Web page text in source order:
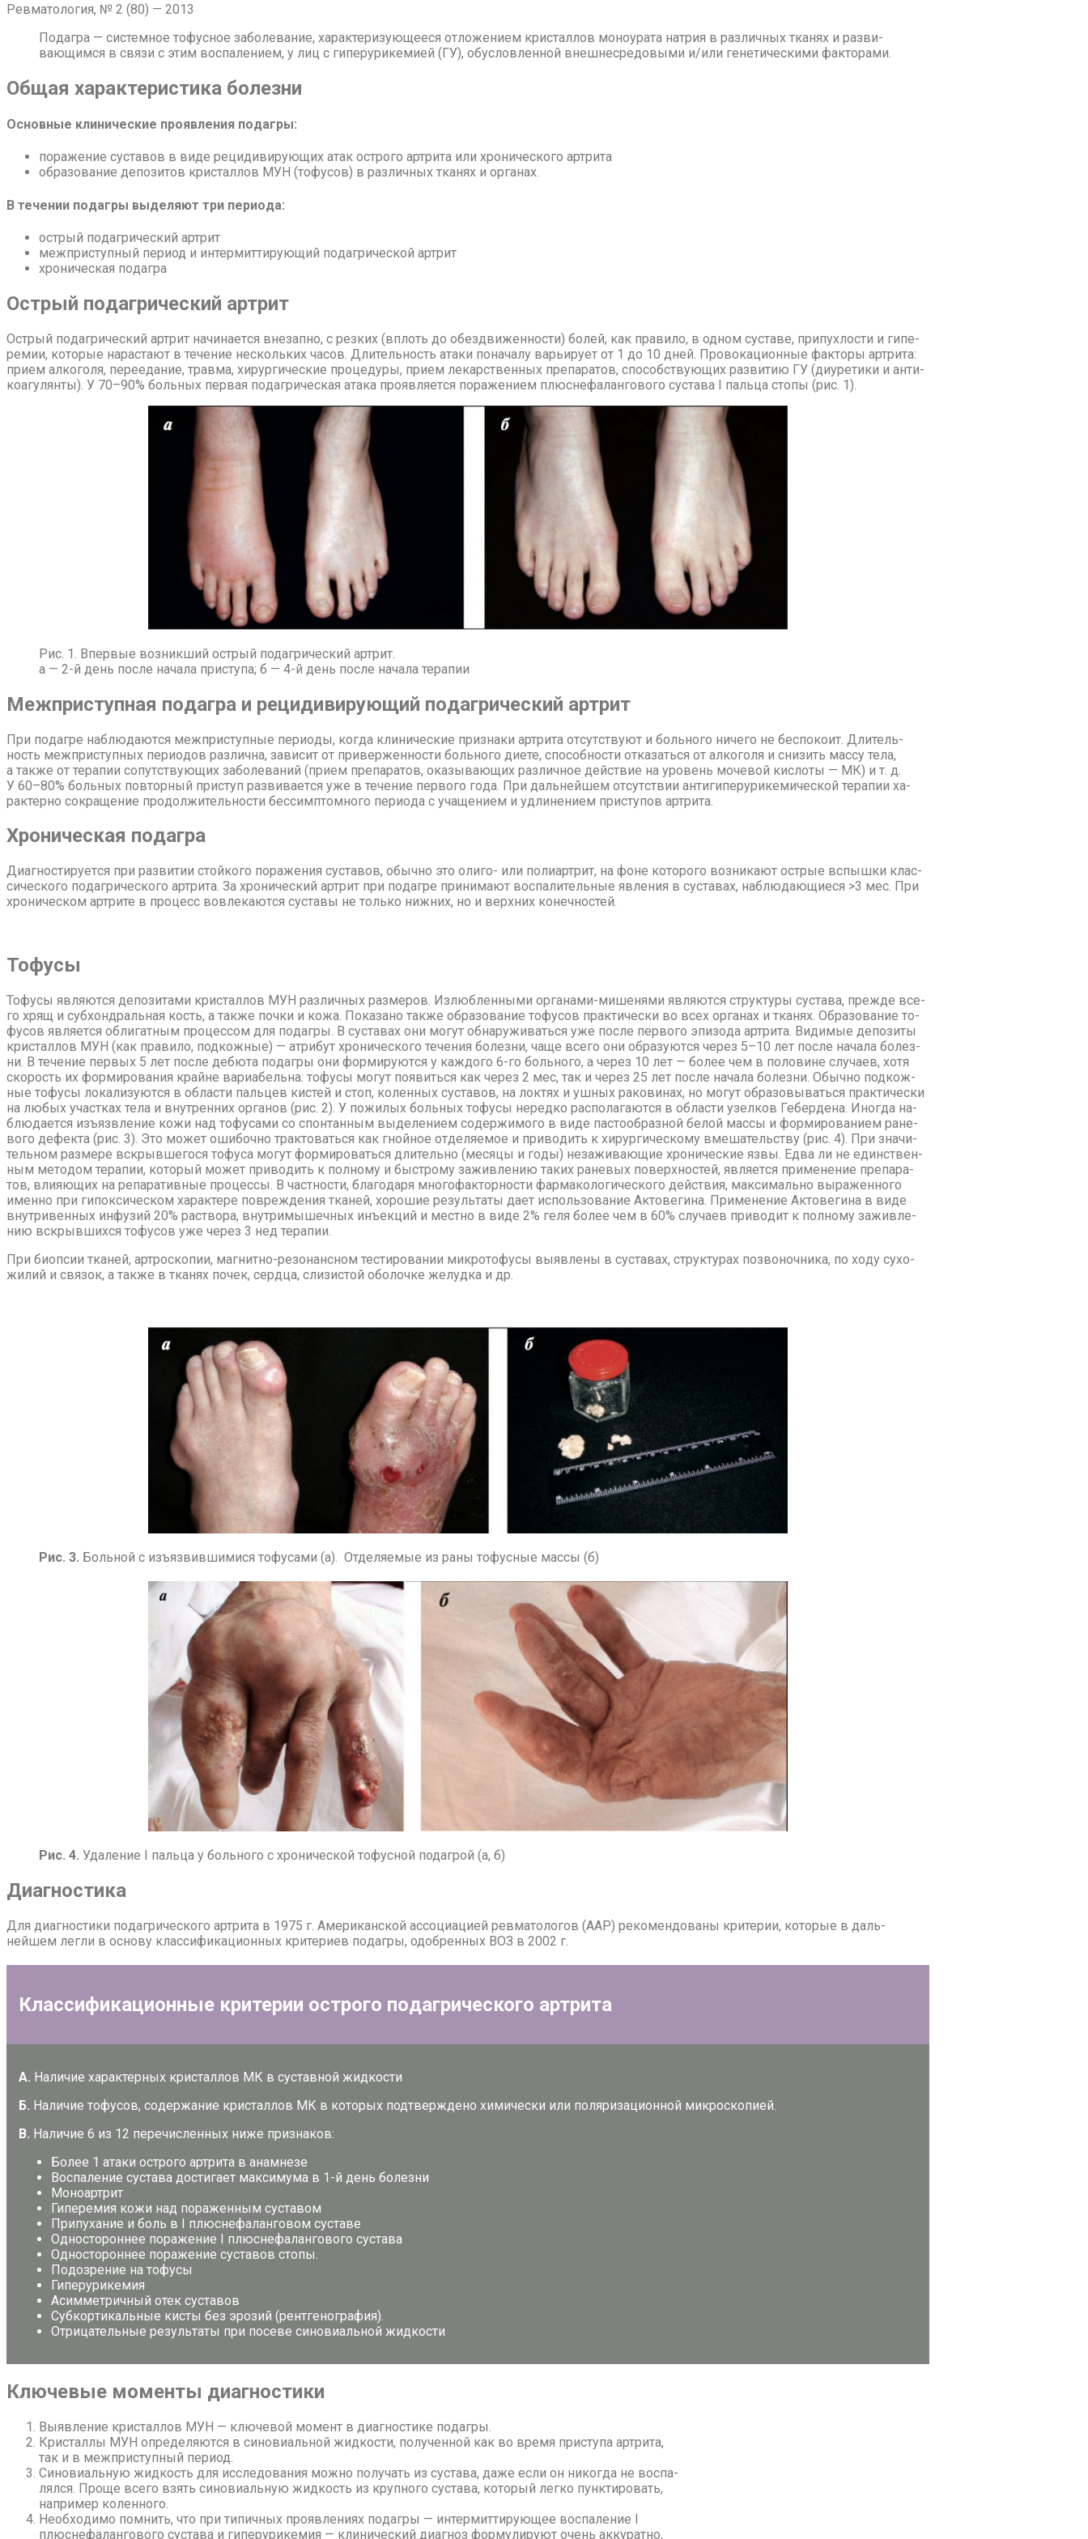
Рев­ма­то­ло­гия, № 2 (80) — 2013
По­даг­ра — си­стем­ное то­фус­ное за­боле­ва­ние, ха­рак­те­ри­зу­ю­ще­е­ся от­ло­же­ни­ем кри­стал­лов мо­но­ура­та на­трия в раз­лич­ных тка­нях и раз­ви­
ва­ю­щим­ся в свя­зи с этим вос­па­ле­ни­ем, у лиц с ги­пе­ру­ри­ке­ми­ей (ГУ), обу­слов­лен­ной внеш­не­сре­до­вы­ми и/или ге­не­ти­че­ски­ми фак­то­ра­ми.
Об­щая ха­рак­те­ри­сти­ка бо­лез­ни
Ос­нов­ные кли­ни­че­ские про­яв­ле­ния по­даг­ры:
по­ра­же­ние су­ста­вов в ви­де ре­ци­ди­ви­ру­ю­щих атак остро­го арт­ри­та или хро­ни­че­ско­го арт­ри­та
об­ра­зо­ва­ние де­по­зи­тов кри­стал­лов МУН (то­фу­сов) в раз­лич­ных тка­нях и ор­га­нах.
В те­че­нии по­даг­ры вы­де­ля­ют три пе­ри­о­да:
ост­рый по­даг­ри­че­ский арт­рит
меж­при­ступ­ный пе­ри­од и ин­тер­мит­ти­ру­ю­щий по­даг­ри­че­ской арт­рит
хро­ни­че­ская по­даг­ра
Ост­рый по­даг­ри­че­ский арт­рит
Ост­рый по­даг­ри­че­ский арт­рит на­чи­на­ет­ся вне­зап­но, с рез­ких (вплоть до обез­дви­жен­но­сти) бо­лей, как пра­ви­ло, в од­ном су­ста­ве, при­пух­ло­сти и ги­пе­
ре­мии, ко­то­рые на­рас­та­ют в те­че­ние несколь­ких ча­сов. Дли­тель­ность ата­ки по­на­ча­лу ва­рьи­ру­ет от 1 до 10 дней. Про­во­ка­ци­он­ные фак­то­ры арт­ри­та:
при­ем ал­ко­го­ля, пе­ре­еда­ние, трав­ма, хи­рур­ги­че­ские про­це­ду­ры, при­ем ле­кар­ствен­ных пре­па­ра­тов, спо­соб­ству­ю­щих раз­ви­тию ГУ (ди­у­ре­ти­ки и ан­ти­
ко­а­гу­лян­ты). У 70–90% боль­ных пер­вая по­даг­ри­че­ская ата­ка про­яв­ля­ет­ся по­ра­же­ни­ем плюс­не­фа­лан­го­во­го су­ста­ва I паль­ца сто­пы (рис. 1).
Рис. 1. Впервые возникший острый подагрический артрит.
а — 2-й день после начала приступа; б — 4-й день после начала терапии
Меж­при­ступ­ная по­даг­ра и ре­ци­ди­ви­ру­ю­щий по­даг­ри­че­ский арт­рит
При по­даг­ре на­блю­да­ют­ся меж­при­ступ­ные пе­ри­о­ды, ко­гда кли­ни­че­ские при­зна­ки арт­ри­та от­сут­ству­ют и боль­но­го ни­че­го не бес­по­ко­ит. Дли­тель­
ность меж­при­ступ­ных пе­ри­о­дов раз­лич­на, за­ви­сит от при­вер­жен­но­сти боль­но­го ди­е­те, спо­соб­но­сти от­ка­зать­ся от ал­ко­го­ля и сни­зить мас­су те­ла,
а так­же от те­ра­пии со­пут­ству­ю­щих за­боле­ва­ний (при­ем пре­па­ра­тов, ока­зы­ва­ю­щих раз­лич­ное действие на уро­вень мо­че­вой кис­ло­ты — МК) и т. д.
У 60–80% боль­ных по­втор­ный при­ступ раз­ви­ва­ет­ся уже в те­че­ние пер­во­го го­да. При даль­нейшем от­сут­ствии ан­ти­ги­пе­ру­ри­ке­ми­че­ской те­ра­пии ха­
рак­тер­но со­кра­ще­ние про­дол­жи­тель­но­сти бес­симп­том­но­го пе­ри­о­да с уча­ще­ни­ем и удли­не­ни­ем при­сту­пов арт­ри­та.
Хро­ни­че­ская по­даг­ра
Ди­а­гно­сти­ру­ет­ся при раз­ви­тии стойко­го по­ра­же­ния су­ста­вов, обыч­но это оли­го- или по­ли­арт­рит, на фоне ко­то­ро­го воз­ни­ка­ют ост­рые вспыш­ки клас­
си­че­ско­го по­даг­ри­че­ско­го арт­ри­та. За хро­ни­че­ский арт­рит при по­даг­ре при­ни­ма­ют вос­па­ли­тель­ные яв­ле­ния в су­ста­вах, на­блю­да­ю­щи­е­ся >3 мес. При
хро­ни­че­ском арт­ри­те в про­цесс во­вле­ка­ют­ся су­ста­вы не толь­ко ниж­них, но и верх­них ко­неч­но­стей.
То­фу­сы
То­фу­сы яв­ля­ют­ся де­по­зи­та­ми кри­стал­лов МУН раз­лич­ных раз­ме­ров. Из­люб­лен­ны­ми ор­га­на­ми-ми­ше­ня­ми яв­ля­ют­ся струк­ту­ры су­ста­ва, преж­де все­
го хрящ и суб­хон­драль­ная кость, а так­же поч­ки и ко­жа. По­ка­за­но так­же об­ра­зо­ва­ние то­фу­сов прак­ти­че­ски во всех ор­га­нах и тка­нях. Об­ра­зо­ва­ние то­
фу­сов яв­ля­ет­ся об­ли­гат­ным про­цес­сом для по­даг­ры. В су­ста­вах они мо­гут об­на­ру­жи­вать­ся уже по­сле пер­во­го эпи­зо­да арт­ри­та. Ви­ди­мые де­по­зи­ты
кри­стал­лов МУН (как пра­ви­ло, под­кож­ные) — ат­ри­бут хро­ни­че­ско­го те­че­ния бо­лез­ни, ча­ще все­го они об­ра­зу­ют­ся через 5–10 лет по­сле на­ча­ла бо­лез­
ни. В те­че­ние пер­вых 5 лет по­сле де­бю­та по­даг­ры они фор­ми­ру­ют­ся у каж­до­го 6-го боль­но­го, а через 10 лет — бо­лее чем в по­ло­вине слу­ча­ев, хо­тя
ско­рость их фор­ми­ро­ва­ния крайне ва­ри­а­бель­на: то­фу­сы мо­гут по­явить­ся как через 2 мес, так и через 25 лет по­сле на­ча­ла бо­лез­ни. Обыч­но под­кож­
ные то­фу­сы ло­ка­ли­зу­ют­ся в об­ла­сти паль­цев ки­стей и стоп, ко­лен­ных су­ста­вов, на лок­тях и уш­ных ра­ко­ви­нах, но мо­гут об­ра­зо­вы­вать­ся прак­ти­че­ски
на лю­бых участ­ках те­ла и внут­рен­них ор­га­нов (рис. 2). У по­жи­лых боль­ных то­фу­сы неред­ко рас­по­ла­га­ют­ся в об­ла­сти узел­ков Геб­ер­де­на. Ино­гда на­
блю­да­ет­ся изъ­язв­ле­ние ко­жи над то­фу­са­ми со спон­тан­ным вы­де­ле­ни­ем со­дер­жи­мо­го в ви­де пас­то­об­раз­ной бе­лой мас­сы и фор­ми­ро­ва­ни­ем ра­не­
во­го де­фек­та (рис. 3). Это мо­жет оши­боч­но трак­то­вать­ся как гнойное от­де­ля­е­мое и при­во­дить к хи­рур­ги­че­ско­му вме­ша­тель­ству (рис. 4). При зна­чи­
тель­ном раз­ме­ре вскрыв­ше­го­ся то­фу­са мо­гут фор­ми­ро­вать­ся дли­тель­но (ме­ся­цы и го­ды) неза­жи­ва­ю­щие хро­ни­че­ские яз­вы. Ед­ва ли не един­ствен­
ным ме­то­дом те­ра­пии, ко­то­рый мо­жет при­во­дить к пол­но­му и быст­ро­му за­жив­ле­нию та­ких ра­не­вых по­верх­но­стей, яв­ля­ет­ся при­ме­не­ние пре­па­ра­
тов, вли­я­ю­щих на ре­па­ра­тив­ные про­цес­сы. В част­но­сти, бла­го­да­ря мно­го­фак­тор­но­сти фар­ма­ко­ло­ги­че­ско­го действия, мак­си­маль­но вы­ра­жен­но­го
имен­но при ги­по­кси­че­ском ха­рак­те­ре по­вре­жде­ния тка­ней, хо­ро­шие ре­зуль­та­ты да­ет ис­поль­зо­ва­ние Ак­то­ве­ги­на. При­ме­не­ние Ак­то­ве­ги­на в ви­де
внут­ри­вен­ных ин­фу­зий 20% рас­тво­ра, внут­ри­мы­шеч­ных инъ­ек­ций и мест­но в ви­де 2% ге­ля бо­лее чем в 60% слу­ча­ев при­во­дит к пол­но­му за­жив­ле­
нию вскрыв­ших­ся то­фу­сов уже через 3 нед те­ра­пии.
При биоп­сии тка­ней, арт­ро­ско­пии, маг­нит­но-ре­зо­нанс­ном те­сти­ро­ва­нии мик­ро­то­фу­сы вы­яв­ле­ны в су­ста­вах, струк­ту­рах по­зво­ноч­ни­ка, по хо­ду су­хо­
жи­лий и свя­зок, а так­же в тка­нях по­чек, серд­ца, сли­зи­стой обо­лоч­ке же­луд­ка и др.
Рис. 3. Больной с изъязвившимися тофусами (а). Отделяемые из раны тофусные массы (б)
Рис. 4. Удаление I пальца у больного с хронической тофусной подагрой (а, б)
Ди­а­гно­сти­ка
Для ди­а­гно­сти­ки по­даг­ри­че­ско­го арт­ри­та в 1975 г. Аме­ри­кан­ской ас­со­ци­а­ци­ей рев­ма­то­ло­гов (ААР) ре­ко­мен­до­ва­ны кри­те­рии, ко­то­рые в даль­
нейшем лег­ли в ос­но­ву клас­си­фи­ка­ци­он­ных кри­те­ри­ев по­даг­ры, одоб­рен­ных ВОЗ в 2002 г.
Клас­си­фи­ка­ци­он­ные кри­те­рии остро­го по­даг­ри­че­ско­го арт­ри­та
А. На­ли­чие ха­рак­тер­ных кри­стал­лов МК в су­став­ной жид­ко­сти
Б. На­ли­чие то­фу­сов, со­дер­жа­ние кри­стал­лов МК в ко­то­рых под­твер­жде­но хи­ми­че­ски или по­ля­ри­за­ци­он­ной мик­ро­ско­пи­ей.
В. На­ли­чие 6 из 12 пе­ре­чис­лен­ных ни­же при­зна­ков:
Бо­лее 1 ата­ки остро­го арт­ри­та в ана­мне­зе
Вос­па­ле­ние су­ста­ва до­сти­га­ет мак­си­му­ма в 1-й день бо­лез­ни
Мо­но­арт­рит
Ги­пе­ре­мия ко­жи над по­ра­жен­ным су­ста­вом
При­пу­ха­ние и боль в I плюс­не­фа­лан­го­вом су­ста­ве
Од­но­сто­рон­нее по­ра­же­ние I плюс­не­фа­лан­го­во­го су­ста­ва
Од­но­сто­рон­нее по­ра­же­ние су­ста­вов сто­пы.
По­до­зре­ние на то­фу­сы
Ги­пе­ру­ри­ке­мия
Асим­мет­рич­ный отек су­ста­вов
Суб­кор­ти­каль­ные ки­сты без эро­зий (рент­ге­но­гра­фия).
От­ри­ца­тель­ные ре­зуль­та­ты при по­се­ве си­но­ви­альной жид­ко­сти
Клю­че­вые мо­мен­ты ди­а­гно­сти­ки
Вы­яв­ле­ние кри­стал­лов МУН — клю­че­вой мо­мент в ди­а­гно­сти­ке по­даг­ры.
Кри­стал­лы МУН опре­де­ля­ют­ся в си­но­ви­аль­ной жид­ко­сти, по­лу­чен­ной как во вре­мя при­сту­па арт­ри­та,
так и в меж­при­ступ­ный пе­ри­од.
Си­но­ви­аль­ную жид­кость для ис­сле­до­ва­ния мож­но по­лу­чать из су­ста­ва, да­же ес­ли он ни­ко­гда не вос­па­
лял­ся. Про­ще все­го взять си­но­ви­аль­ную жид­кость из круп­но­го су­ста­ва, ко­то­рый лег­ко пунк­ти­ро­вать,
на­при­мер ко­лен­но­го.
Необ­хо­ди­мо пом­нить, что при ти­пич­ных про­яв­ле­ни­ях по­даг­ры — ин­тер­мит­ти­ру­ю­щее вос­па­ле­ние I
плюс­не­фа­лан­го­во­го су­ста­ва и ги­пе­ру­ри­ке­мия — кли­ни­че­ский ди­а­гноз фор­му­ли­ру­ют очень ак­ку­рат­но,